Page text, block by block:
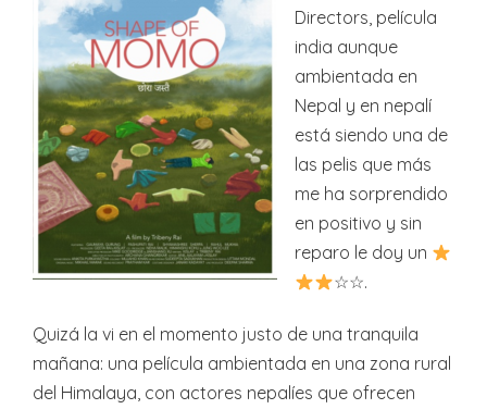
Directors, película
india aunque
ambientada en
Nepal y en nepalí
está siendo una de
las pelis que más
me ha sorprendido
en positivo y sin
reparo le doy un
☆☆.
Quizá la vi en el momento justo de una tranquila
mañana: una película ambientada en una zona rural
del Himalaya, con actores nepalíes que ofrecen